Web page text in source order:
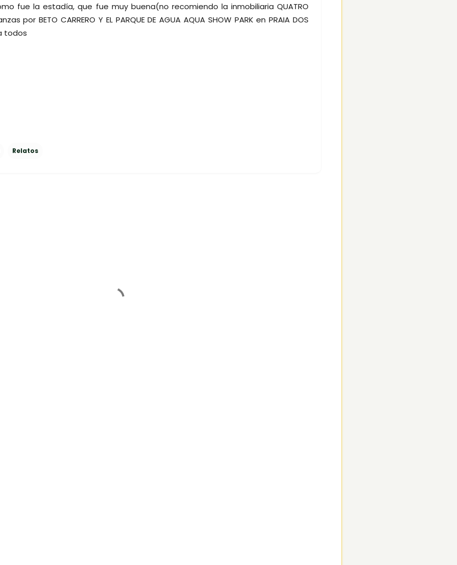
fue la estadía, que fue muy buena(no recomiendo la inmobiliaria QUATRO
por BETO CARRERO Y EL PARQUE DE AGUA AQUA SHOW PARK en PRAIA DOS
todos
Relatos